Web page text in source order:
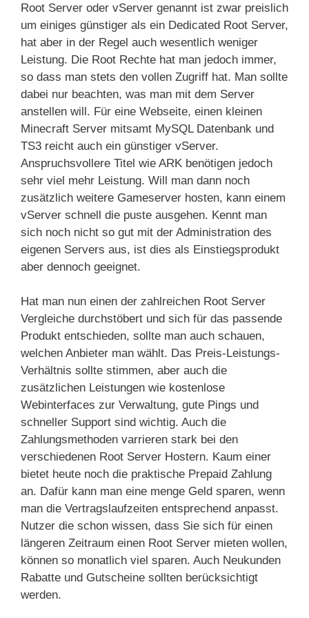
Root Server oder vServer genannt ist zwar preislich
um einiges günstiger als ein Dedicated Root Server,
hat aber in der Regel auch wesentlich weniger
Leistung. Die Root Rechte hat man jedoch immer,
so dass man stets den vollen Zugriff hat. Man sollte
dabei nur beachten, was man mit dem Server
anstellen will. Für eine Webseite, einen kleinen
Minecraft Server mitsamt MySQL Datenbank und
TS3 reicht auch ein günstiger vServer.
Anspruchsvollere Titel wie ARK benötigen jedoch
sehr viel mehr Leistung. Will man dann noch
zusätzlich weitere Gameserver hosten, kann einem
vServer schnell die puste ausgehen. Kennt man
sich noch nicht so gut mit der Administration des
eigenen Servers aus, ist dies als Einstiegsprodukt
aber dennoch geeignet.
Hat man nun einen der zahlreichen Root Server
Vergleiche durchstöbert und sich für das passende
Produkt entschieden, sollte man auch schauen,
welchen Anbieter man wählt. Das Preis-Leistungs-
Verhältnis sollte stimmen, aber auch die
zusätzlichen Leistungen wie kostenlose
Webinterfaces zur Verwaltung, gute Pings und
schneller Support sind wichtig. Auch die
Zahlungsmethoden varrieren stark bei den
verschiedenen Root Server Hostern. Kaum einer
bietet heute noch die praktische Prepaid Zahlung
an. Dafür kann man eine menge Geld sparen, wenn
man die Vertragslaufzeiten entsprechend anpasst.
Nutzer die schon wissen, dass Sie sich für einen
längeren Zeitraum einen Root Server mieten wollen,
können so monatlich viel sparen. Auch Neukunden
Rabatte und Gutscheine sollten berücksichtigt
werden.